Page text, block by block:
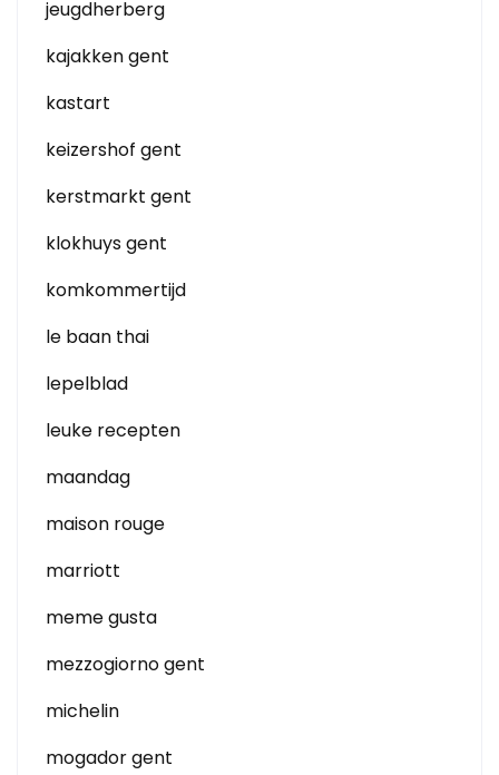
jeugdherberg
kajakken gent
kastart
keizershof gent
kerstmarkt gent
klokhuys gent
komkommertijd
le baan thai
lepelblad
leuke recepten
maandag
maison rouge
marriott
meme gusta
mezzogiorno gent
michelin
mogador gent